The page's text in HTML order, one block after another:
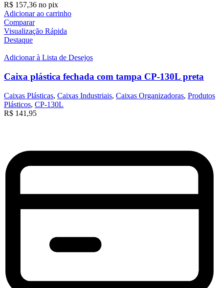
R$ 157,36 no pix
Adicionar ao carrinho
Comparar
Visualização Rápida
Destaque
Adicionar à Lista de Desejos
Caixa plástica fechada com tampa CP-130L preta
Caixas Plásticas, Caixas Industriais, Caixas Organizadoras, Produtos
Plásticos, CP-130L
R$ 141,95